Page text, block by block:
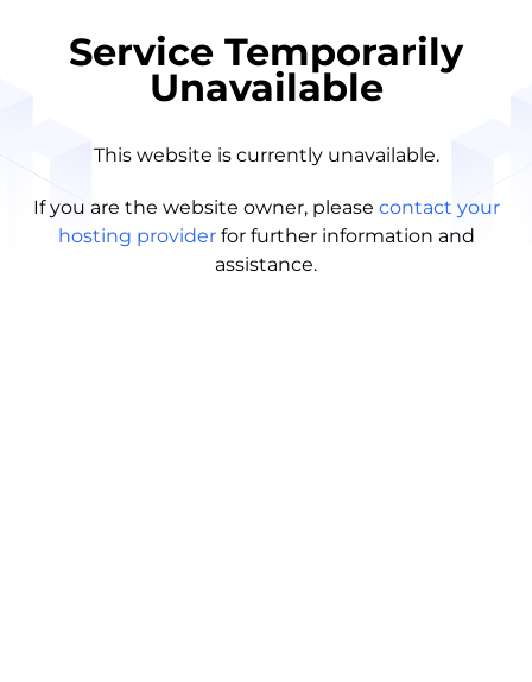
Service Temporarily
Unavailable
This website is currently unavailable.
If you are the website owner, please contact your
hosting provider for further information and
assistance.